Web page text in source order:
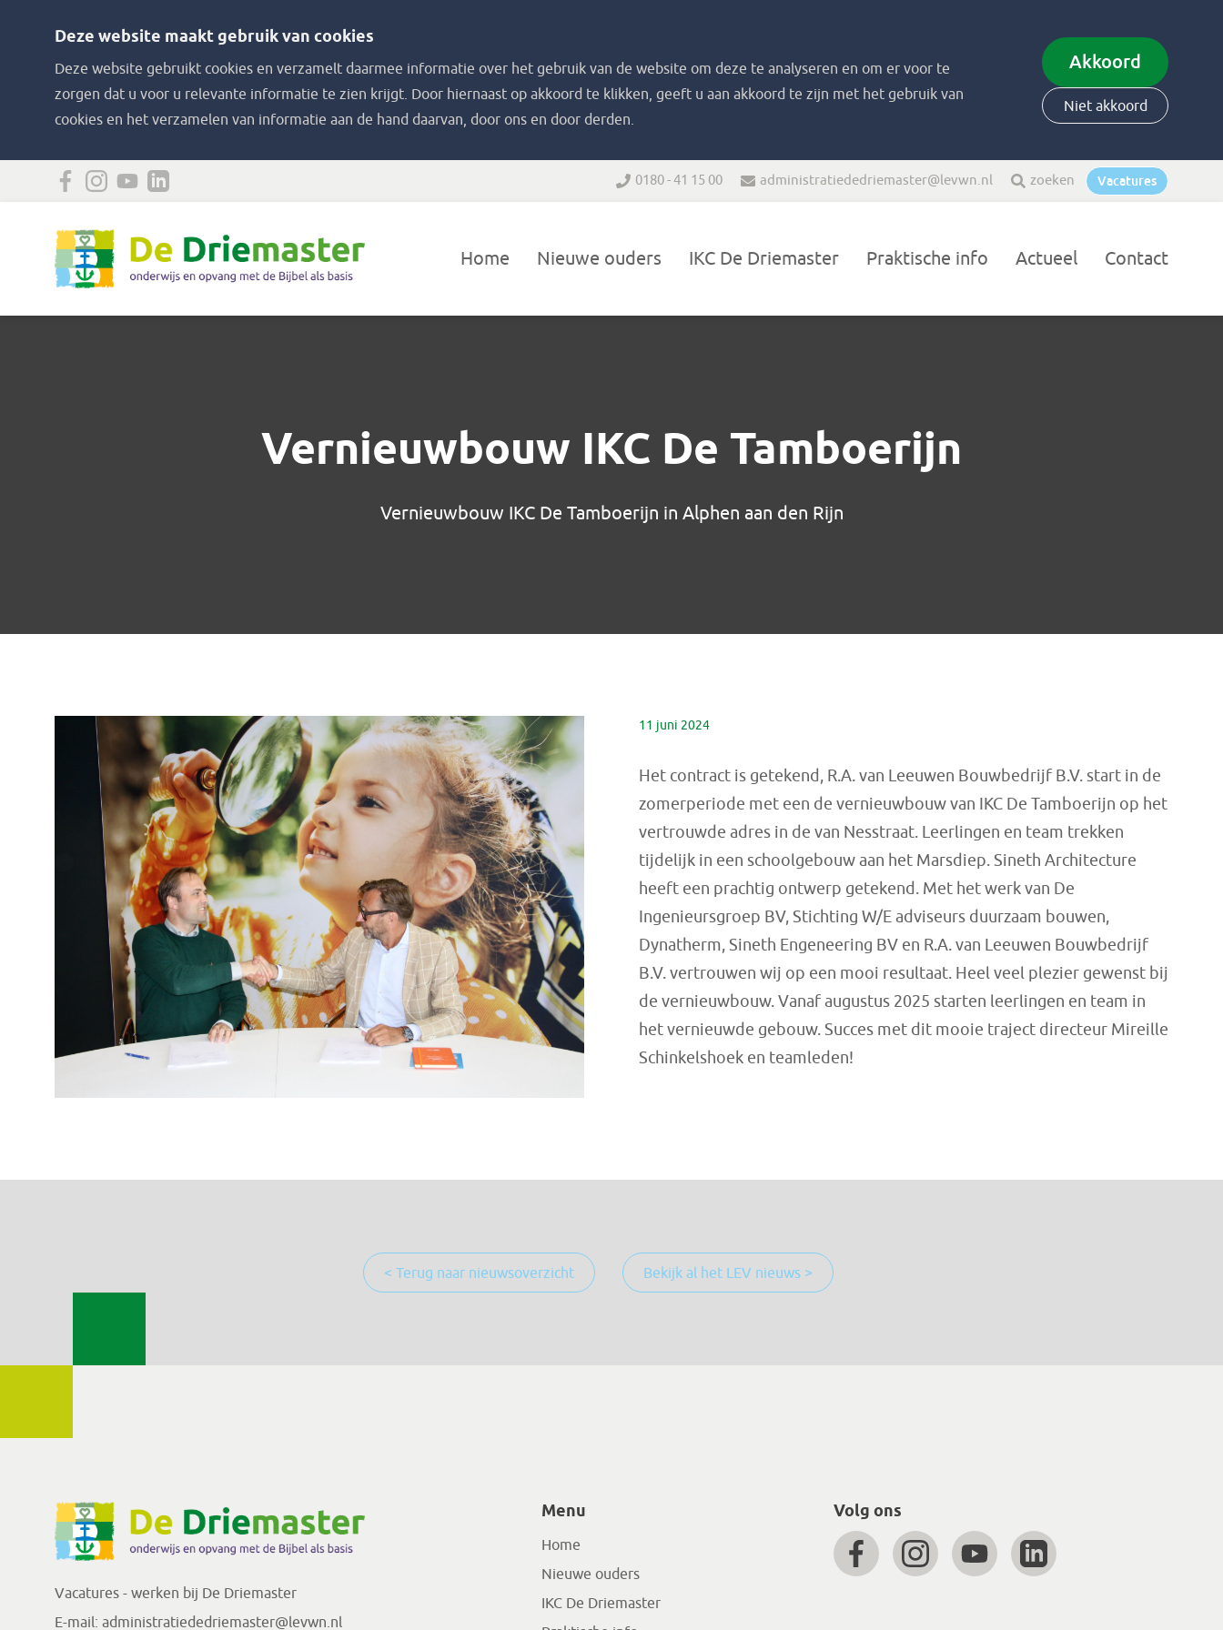
Deze website maakt gebruik van cookies
Deze website gebruikt cookies en verzamelt daarmee informatie over het gebruik van de website om deze te analyseren en om er voor te
zorgen dat u voor u relevante informatie te zien krijgt. Door hiernaast op akkoord te klikken, geeft u aan akkoord te zijn met het gebruik van
cookies en het verzamelen van informatie aan de hand daarvan, door ons en door derden.
Akkoord
Niet akkoord
0180 - 41 15 00 administratiededriemaster@levwn.nl zoeken Vacatures
Home Nieuwe ouders IKC De Driemaster Praktische info Actueel Contact
Vernieuwbouw IKC De Tamboerijn
Vernieuwbouw IKC De Tamboerijn in Alphen aan den Rijn
11 juni 2024
Het contract is getekend, R.A. van Leeuwen Bouwbedrijf B.V. start in de
zomerperiode met een de vernieuwbouw van IKC De Tamboerijn op het
vertrouwde adres in de van Nesstraat. Leerlingen en team trekken
tijdelijk in een schoolgebouw aan het Marsdiep. Sineth Architecture
heeft een prachtig ontwerp getekend. Met het werk van De
Ingenieursgroep BV, Stichting W/E adviseurs duurzaam bouwen,
Dynatherm, Sineth Engeneering BV en R.A. van Leeuwen Bouwbedrijf
B.V. vertrouwen wij op een mooi resultaat. Heel veel plezier gewenst bij
de vernieuwbouw. Vanaf augustus 2025 starten leerlingen en team in
het vernieuwde gebouw. Succes met dit mooie traject directeur Mireille
Schinkelshoek en teamleden!
< Terug naar nieuwsoverzicht Bekijk al het LEV nieuws >
Vacatures - werken bij De Driemaster
E-mail: administratiededriemaster@levwn.nl
Menu
Home
Nieuwe ouders
IKC De Driemaster
Volg ons